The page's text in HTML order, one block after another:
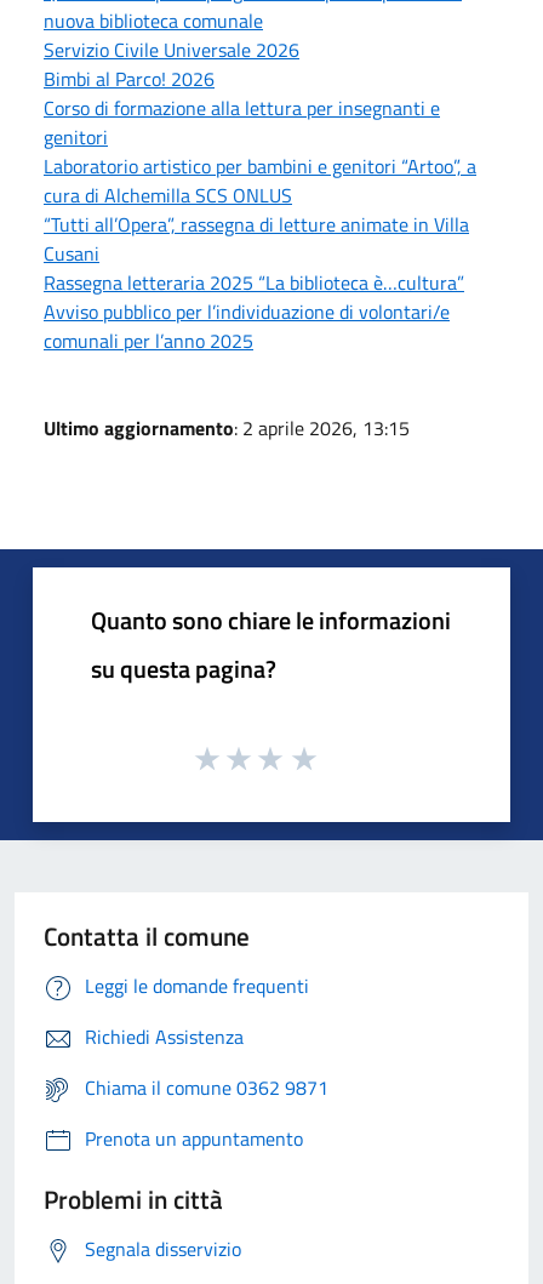
nuova biblioteca comunale
Servizio Civile Universale 2026
Bimbi al Parco! 2026
Corso di formazione alla lettura per insegnanti e
genitori
Laboratorio artistico per bambini e genitori “Artoo”, a
cura di Alchemilla SCS ONLUS
“Tutti all’Opera”, rassegna di letture animate in Villa
Cusani
Rassegna letteraria 2025 “La biblioteca è…cultura”
Avviso pubblico per l’individuazione di volontari/e
comunali per l’anno 2025
Ultimo aggiornamento: 2 aprile 2026, 13:15
Quanto sono chiare le informazioni
su questa pagina?
Contatta il comune
Leggi le domande frequenti
Richiedi Assistenza
Chiama il comune 0362 9871
Prenota un appuntamento
Problemi in città
Segnala disservizio